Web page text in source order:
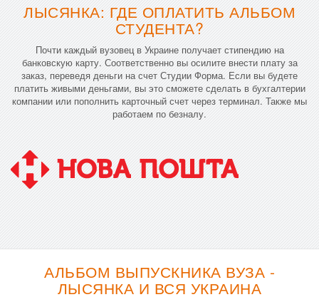
ЛЫСЯНКА: ГДЕ ОПЛАТИТЬ АЛЬБОМ
СТУДЕНТА?
Почти каждый вузовец в Украине получает стипендию на
банковскую карту. Соответственно вы осилите внести плату за
заказ, переведя деньги на счет Студии Форма. Если вы будете
платить живыми деньгами, вы это сможете сделать в бухгалтерии
компании или пополнить карточный счет через терминал. Также мы
работаем по безналу.
АЛЬБОМ ВЫПУСКНИКА ВУЗА -
ЛЫСЯНКА И ВСЯ УКРАИНА